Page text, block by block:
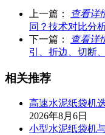
上一篇： 查看详
同？技术对比分
下一篇：
查看详
引、折边、切断
相关推荐
高速水泥纸袋机
2026年8月6日
小型水泥纸袋机